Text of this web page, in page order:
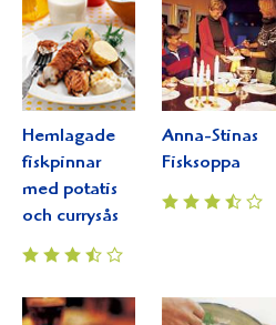
Hemlagade
fiskpinnar
med potatis
och currysås
Anna-Stinas
Fisksoppa